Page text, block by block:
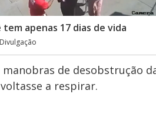
tem apenas 17 dias de vida
de desobstrução
a respirar.